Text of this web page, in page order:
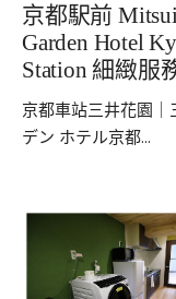
京都駅前
Garden Hotel
Station 細緻服
京都車站三井花園｜
デン ホテル京都...